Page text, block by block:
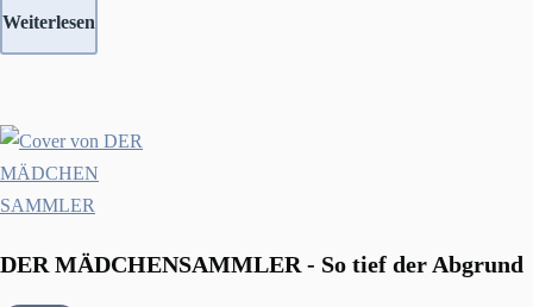
Weiterlesen
DER MÄDCHENSAMMLER - So tief der Abgrund